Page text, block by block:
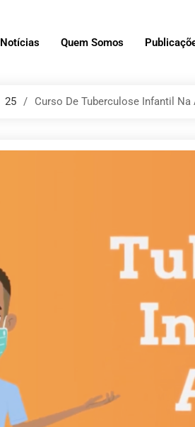
Notícias Quem Somos
25 Curso De Tuberculose Infantil